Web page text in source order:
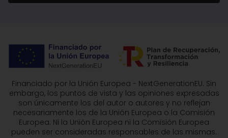
Financiado por la Unión Europea - NextGenerationEU. Sin
embargo, los puntos de vista y las opiniones expresadas
son únicamente los del autor o autores y no reflejan
necesariamente los de la Unión Europea o la Comisión
Europea. Ni la Unión Europea ni la Comisión Europea
pueden ser consideradas responsables de las mismas.